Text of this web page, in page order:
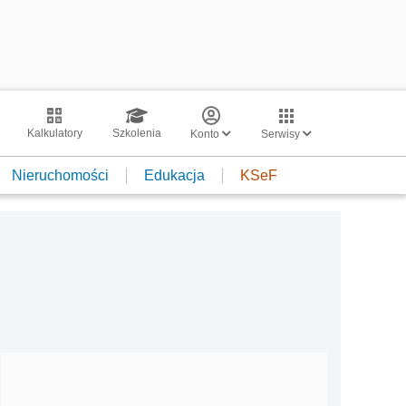
Kalkulatory Szkolenia Konto Serwisy
Nieruchomości Edukacja KSeF